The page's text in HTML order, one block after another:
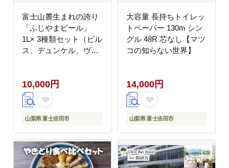
富士山麓生まれの誇り
「ふじやまビール」
1L× 3種類セット（ピル
ス、デュンケル、ヴァ
10,000円
山梨県 富士吉田市
大容量 長持ちトイレッ
トペーパー 130m シン
グル 48R 芯なし【マツ
コの知らない世界】
14,000円
山梨県 富士吉田市